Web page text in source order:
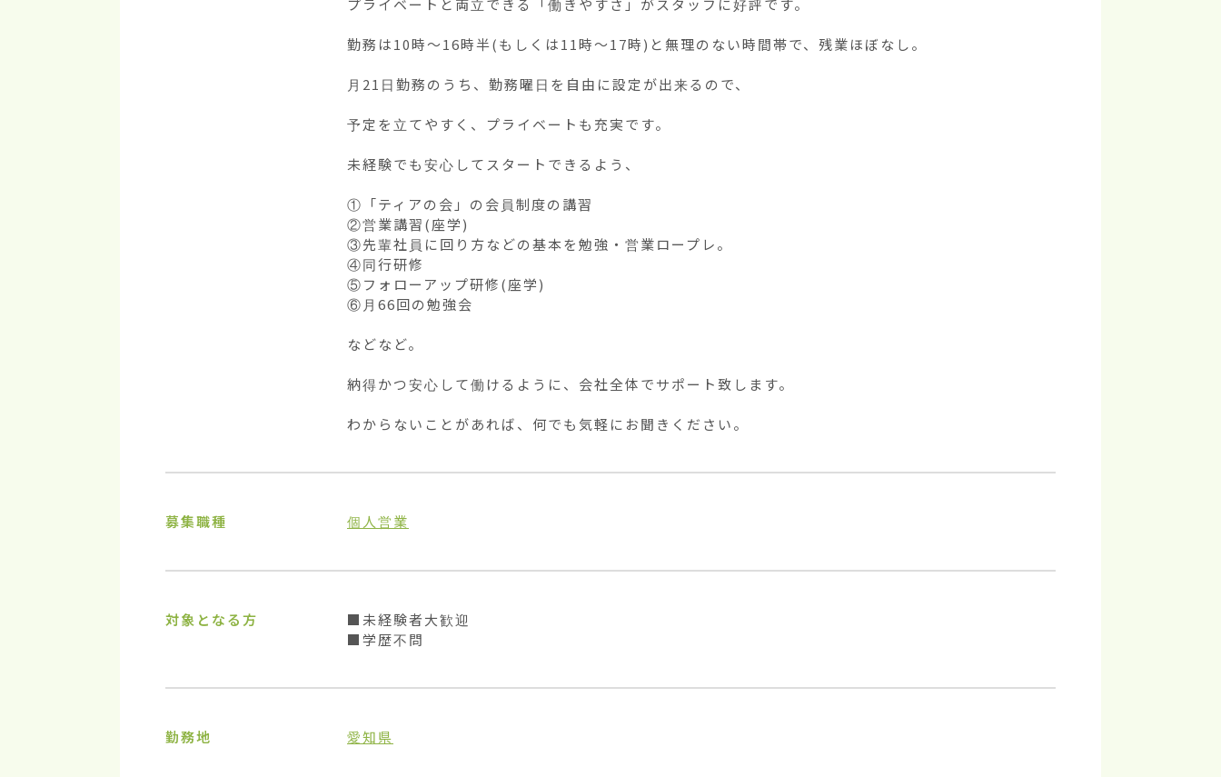
勤務は10時〜16時半(もしくは11時〜17時)と無理のない時間帯で、残業ほぼなし。
月21日勤務のうち、勤務曜日を自由に設定が出来るので、
予定を立てやすく、プライベートも充実です。
未経験でも安心してスタートできるよう、
①「ティアの会」の会員制度の講習
②営業講習(座学)
③先輩社員に回り方などの基本を勉強・営業ロープレ。
④同行研修
⑤フォローアップ研修(座学)
⑥月66回の勉強会
などなど。
納得かつ安心して働けるように、会社全体でサポート致します。
わからないことがあれば、何でも気軽にお聞きください。
募集職種 個人営業
対象となる方
■未経験者大歓迎
■学歴不問
勤務地 愛知県